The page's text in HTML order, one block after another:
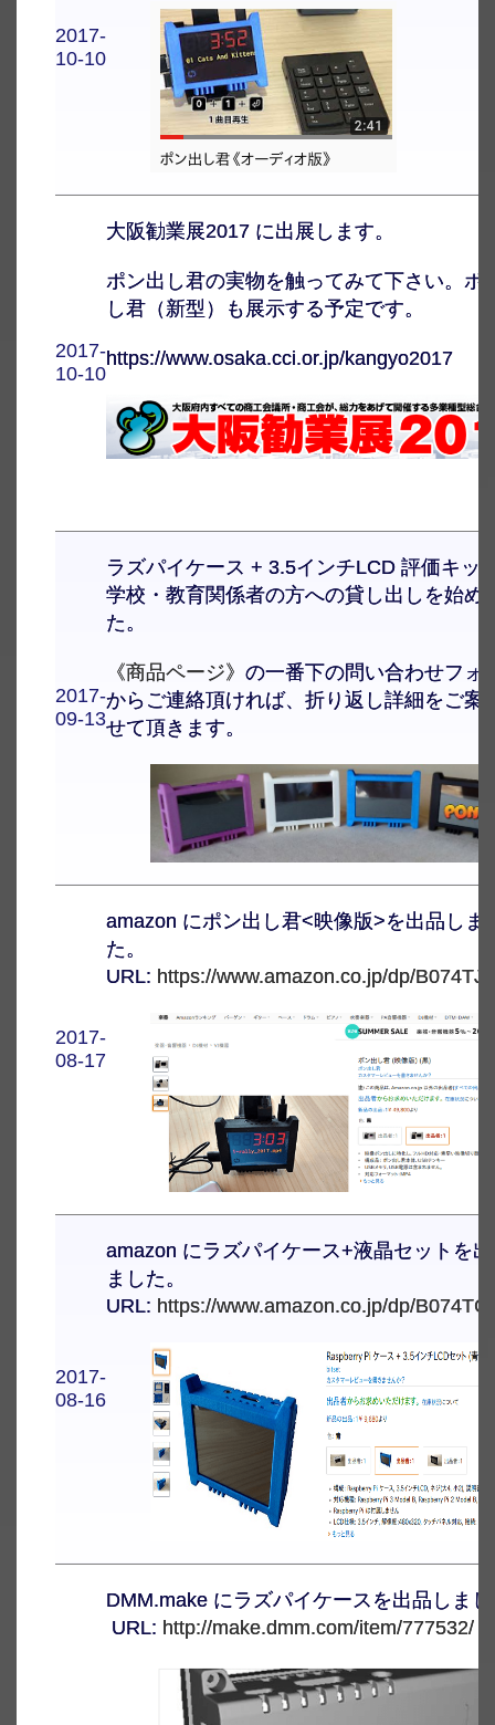
2017-
10-10
2017-
10-10
大阪勧業展2017 に出展します。
ポン出し君の実物を触ってみて下さい。ポ
し君（新型）も展示する予定です。
https://www.osaka.cci.or.jp/kangyo2017
2017-
09-13
ラズパイケース + 3.5インチLCD 評価キッ
学校・教育関係者の方への貸し出しを始め
た。
《商品ページ》 の一番下の問い合わせフォ
からご連絡頂ければ、折り返し詳細をご案
せて頂きます。
2017-
08-17
amazon にポン出し君<映像版>を出品しま
た。
URL: https://www.amazon.co.jp/dp/
2017-
08-16
amazon にラズパイケース+液晶セットを
ました。
URL: https://www.amazon.co.jp/dp/
DMM.make にラズパイケースを出品しま
URL: http://make.dmm.com/item/777532/